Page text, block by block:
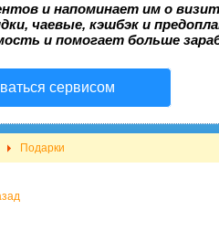
и напоминает им о
чаевые, кэшбэк и
и помогает больше
сервисом
Подарки